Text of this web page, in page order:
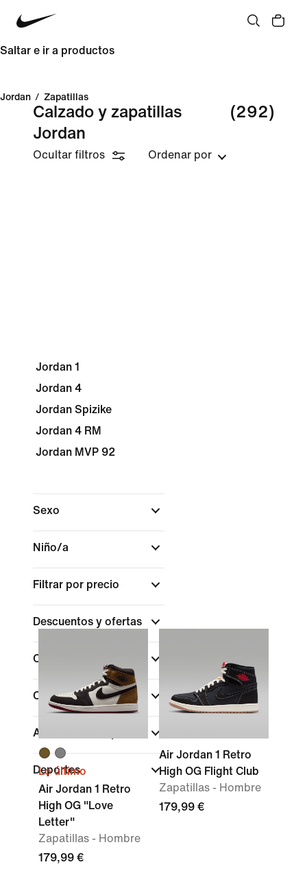
Saltar e ir a productos
Jordan / Zapatillas
Calzado y zapatillas
Jordan
(292)
Ocultar filtros Ordenar por
Jordan 1
Jordan 4
Jordan Spizike
Jordan 4 RM
Jordan MVP 92
Sexo
Niño/a
Filtrar por precio
Descuentos y ofertas
Color
Colecciones
Altura de las zapatillas
Deportes
Lo último
Air Jordan 1 Retro
High OG "Love
Letter"
Zapatillas - Hombre
179,99 €
Air Jordan 1 Retro
High OG Flight Club
Zapatillas - Hombre
179,99 €